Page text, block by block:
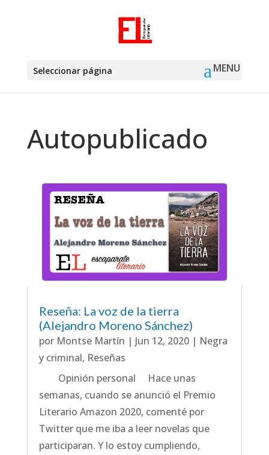
Seleccionar página
Autopublicado
Reseña: La voz de la tierra
(Alejandro Moreno Sánchez)
por Montse Martín | Jun 12, 2020| Negra
y criminal, Reseñas
Opinión personal Hace unas
semanas, cuando se anunció el Premio
Literario Amazon 2020, comenté por
Twitter que me iba a leer novelas que
participaran. Y lo estoy cumpliendo,